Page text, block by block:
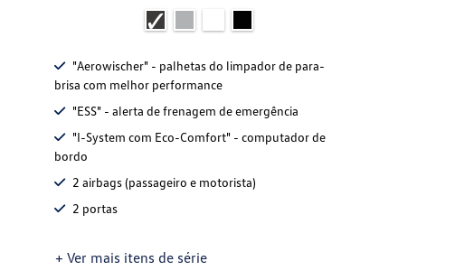
"Aerowischer" - palhetas do limpador de para-
brisa com melhor performance
"ESS" - alerta de frenagem de emergência
"I-System com Eco-Comfort" - computador de
bordo
2 airbags (passageiro e motorista)
2 portas
+ Ver mais itens de série